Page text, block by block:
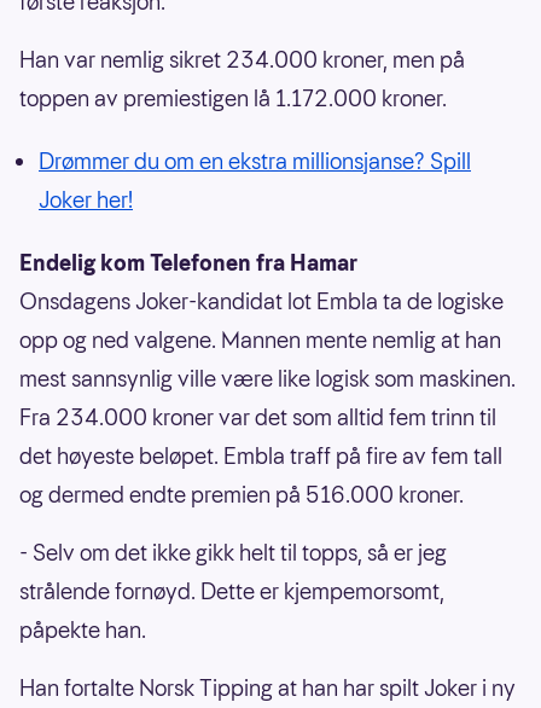
Han var nemlig sikret 234.000 kroner, men på
toppen av premiestigen lå 1.172.000 kroner.
Drømmer du om en ekstra millionsjanse? Spill
Joker her!
Endelig kom Telefonen fra Hamar
Onsdagens Joker-kandidat lot Embla ta de logiske
opp og ned valgene. Mannen mente nemlig at han
mest sannsynlig ville være like logisk som maskinen.
Fra 234.000 kroner var det som alltid fem trinn til
det høyeste beløpet. Embla traff på fire av fem tall
og dermed endte premien på 516.000 kroner.
- Selv om det ikke gikk helt til topps, så er jeg
strålende fornøyd. Dette er kjempemorsomt,
påpekte han.
Han fortalte Norsk Tipping at han har spilt Joker i ny